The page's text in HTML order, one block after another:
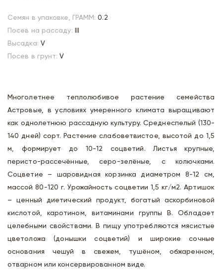
Семян в упаковке, ГРАММ: 0.2
Посев на рассаду:
Высадка: V
Посев в грунт: V
Многолетнее теплолюбивое растение семейства
Астровые, в условиях умеренного климата выращивают
как однолетнюю рассадную культуру. Среднеспелый (130-
140 дней) сорт. Растение слабоветвистое, высотой до 1,5
м, формирует до 10-12 соцветий. Листья крупные,
перисто-рассечённые, серо-зелёные, с колючками.
Соцветие – шаровидная корзинка диаметром 8-12 см,
массой 80-120 г. Урожайность соцветии 1,5 кг/м2. Артишок
– ценный диетический продукт, богатый аскорбиновой
кислотой, каротином, витаминами группы В. Обладает
целебными свойствами. В пищу употребляются мясистые
цветоложа (донышки соцветий) и широкие сочные
основания чешуй в свежем, тушёном, обжаренном,
отварном или консервированном виде.